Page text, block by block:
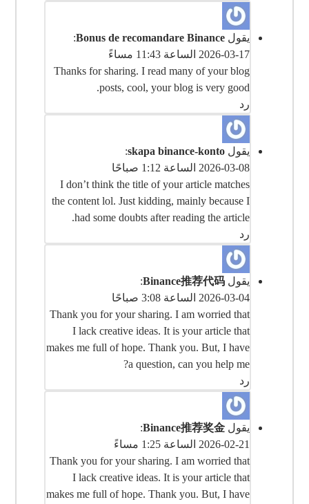
يقول Bonus de recomandare Binance
:
2026-03-17 الساعة 11:43 مساءً
Thanks for sharing. I read many of your blog
posts, cool, your blog is very good.
رد
يقول skapa binance-konto
:
2026-03-08 الساعة 1:12 صباحًا
I don’t think the title of your article matches
the content lol. Just kidding, mainly because I
had some doubts after reading the article.
رد
يقول Binance推荐代码
:
2026-03-04 الساعة 3:08 صباحًا
Thank you for your sharing. I am worried that
I lack creative ideas. It is your article that
makes me full of hope. Thank you. But, I have
a question, can you help me?
رد
يقول Binance推荐奖金
:
2026-02-21 الساعة 1:25 مساءً
Thank you for your sharing. I am worried that
I lack creative ideas. It is your article that
makes me full of hope. Thank you. But, I have